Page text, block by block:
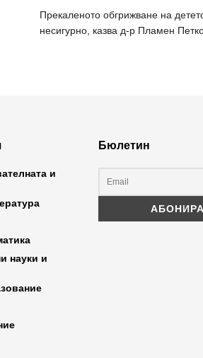
Прекаленото обгрижване на
несигурно, казва д-р Пламен
и
науки и
Бюлетин